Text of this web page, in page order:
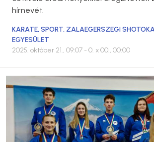
hírnevét.
KARATE,SPORT, ZALAEGERSZEGI
EGYESÜLET
2025. október 21., 09:07 - 0. x 00., 00:00